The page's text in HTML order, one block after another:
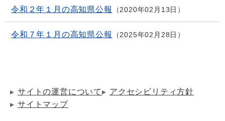
令和２年１月の高知県公報 2020年02月13日
令和７年１月の高知県公報 2025年02月28日
サイトの運営について
アクセシビリティ方針
サイトマップ